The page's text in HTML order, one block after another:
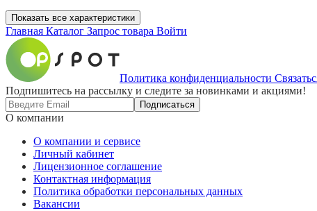
Показать все характеристики
Главная Каталог Запрос товара Войти
Политика конфиденциальности
Подпишитесь на рассылку и следите за новинками и акциями!
Подписаться
О компании
О компании и сервисе
Личный кабинет
Лицензионное соглашение
Контактная информация
Политика обработки персональных данных
Вакансии